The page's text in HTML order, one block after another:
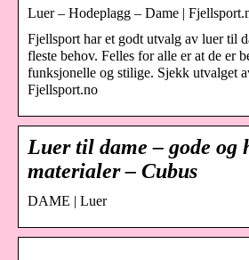
Luer – Hodeplagg – Dame |
Fjellsport har et godt utvalg av luer til
fleste behov. Felles for alle er at de er
funksjonelle og stilige. Sjekk utvalget
Fjellsport.no
Luer til dame – gode og
materialer – Cubus
DAME | Luer